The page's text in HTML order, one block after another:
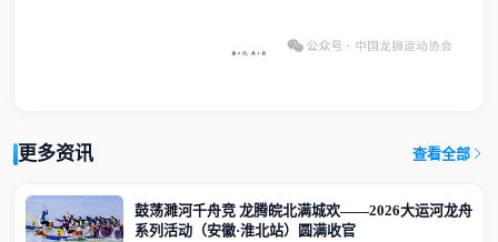
更多资讯 查看全部
鼓荡濉河千舟竞 龙腾皖北满城欢——2026大运河龙舟
系列活动（安徽·淮北站）圆满收官